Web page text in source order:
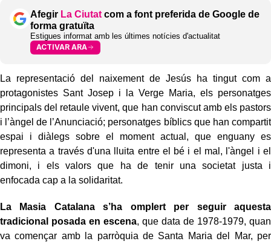
Afegir La Ciutat com a font preferida de Google de
forma gratuïta
Estigues informat amb les últimes notícies d'actualitat
ACTIVAR ARA
La representació del naixement de Jesús ha tingut com a
protagonistes Sant Josep i la Verge Maria, els personatges
principals del retaule vivent, que han conviscut amb els pastors
i l’àngel de l’Anunciació; personatges bíblics que han compartit
espai i diàlegs sobre el moment actual, que enguany es
representa a través d'una lluita entre el bé i el mal, l'àngel i el
dimoni, i els valors que ha de tenir una societat justa i
enfocada cap a la solidaritat.
La Masia Catalana s’ha omplert per seguir aquesta
tradicional posada en escena, que data de 1978-1979, quan
va començar amb la parròquia de Santa Maria del Mar, per